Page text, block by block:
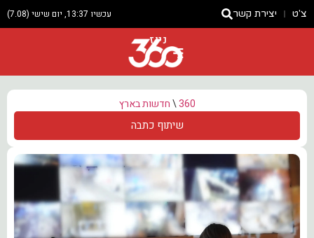
צ'ט יצירת קשר עכשיו 13:37, יום שישי (7.08)
ניוז
360
\חדשות בארץ
שיתוף כתבה